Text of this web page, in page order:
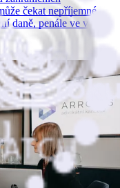
čekat nepříjemné
daně, penále ve vý…